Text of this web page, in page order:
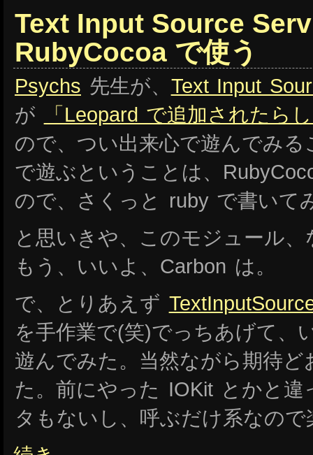
Text Input Source
RubyCocoa で使う
Psychs 先生が、 Text Input
が
「Leopard で追加されたら
ので、つい出来心で遊んでみ
で遊ぶということは、
ので、さくっと ruby で書いて
と思いきや、このモジュール
もう、いいよ、Carbon は。
で、とりあえず
を手作業で(笑)でっちあげて、
遊んでみた。当然ながら期待
た。前にやった IOKit とかと
タもないし、呼ぶだけ系なので